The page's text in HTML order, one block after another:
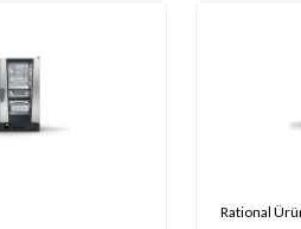
Rational